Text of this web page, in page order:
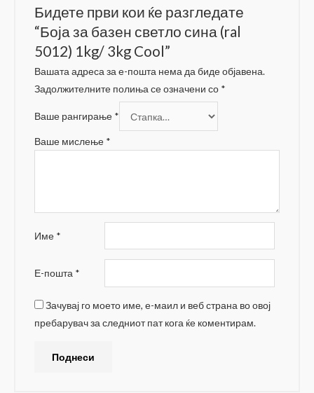
Бидете први кои ќе разгледате
“Боја за базен светло сина (ral
5012) 1kg/ 3kg Cool”
Вашата адреса за е-пошта нема да биде објавена.
Задолжителните полиња се означени со *
Ваше рангирање *
Ваше мислење *
Име *
Е-пошта *
Зачувај го моето име, е-маил и веб страна во овој
пребарувач за следниот пат кога ќе коментирам.